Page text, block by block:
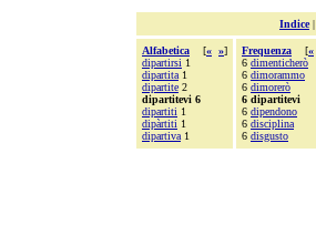
Indice|
Alfabetica [« »]
dipartirsi 1
dipartita 1
dipartite 2
dipartitevi 6
dipartiti 1
dipàrtiti 1
dipartiva 1
Frequenza [«
6 dimenticherò
6 dimorammo
6 dimorerò
6 dipartitevi
6 dipendono
6 disciplina
6 disgusto